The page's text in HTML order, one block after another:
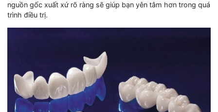
nguồn gốc xuất xứ rõ ràng sẽ giúp bạn yên tâm hơn trong quá
trình điều trị.